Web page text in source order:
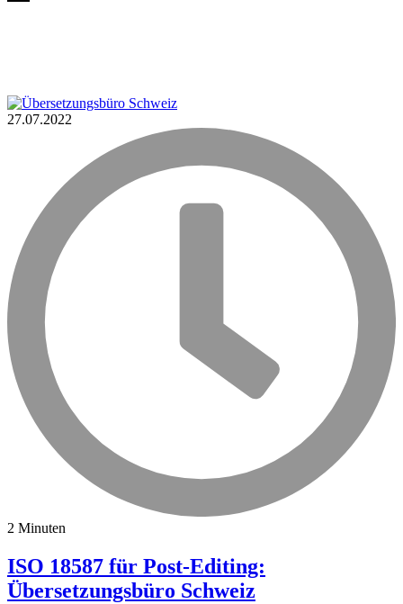
27.07.2022
2 Minuten
ISO 18587 für Post-Editing:
Übersetzungsbüro Schweiz